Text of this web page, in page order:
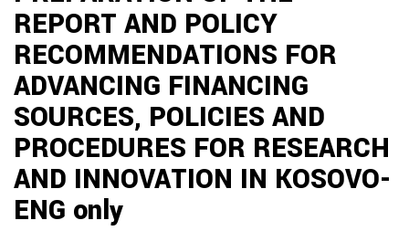
REPORT AND POLICY
RECOMMENDATIONS FOR
ADVANCING FINANCING
SOURCES, POLICIES AND
PROCEDURES FOR RESEARCH
AND INNOVATION IN KOSOVO-
ENG only